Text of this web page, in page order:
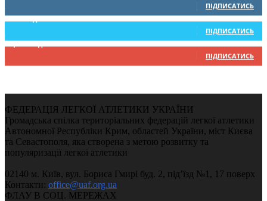
ПІДПИСАТИСЬ
234 Підписників
ПІДПИСАТИСЬ
9,370 Підписників
ПІДПИСАТИСЬ
ФЕДЕРАЦІЯ ЛЕГКОЇ АТЛЕТИКИ УКРАЇНИ
Громадська спілка територіальних федерацій легкої атлетики
Автономної Республіки Крим, областей України, міст Києва
та Севастополя, яка створена з метою розвитку та
популяризації легкої атлетики
02140 м. Київ, вул. Бориса Гмирі буд. 2, під’їзд №1, 17 поверх
Контакти: office@uaf.org.ua
ФЛАУ В СОЦ. МЕРЕЖАХ